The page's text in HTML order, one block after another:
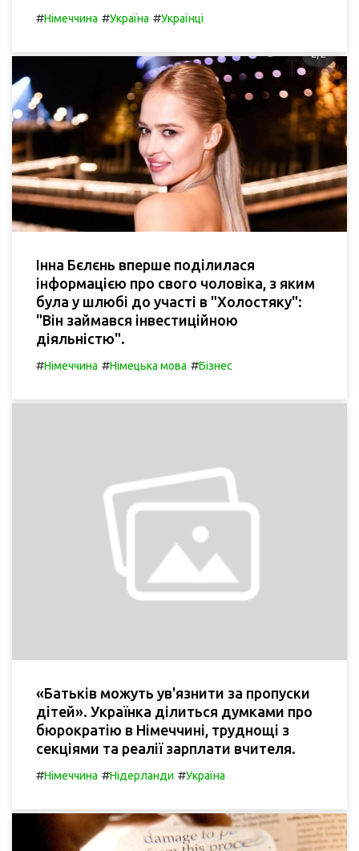
#Німеччина #Україна #Українці
Інна Бєлєнь вперше поділилася
інформацією про свого чоловіка, з яким
була у шлюбі до участі в "Холостяку":
"Він займався інвестиційною
діяльністю".
#Німеччина #Німецька мова #Бізнес
«Батьків можуть ув'язнити за пропуски
дітей». Українка ділиться думками про
бюрократію в Німеччині, труднощі з
секціями та реалії зарплати вчителя.
#Німеччина #Нідерланди #Україна